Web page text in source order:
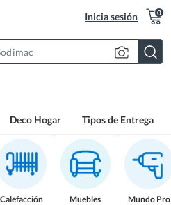
Inicia sesión 0
Deco Hogar Tipos de Entrega
Calefacción Muebles Mundo Pro